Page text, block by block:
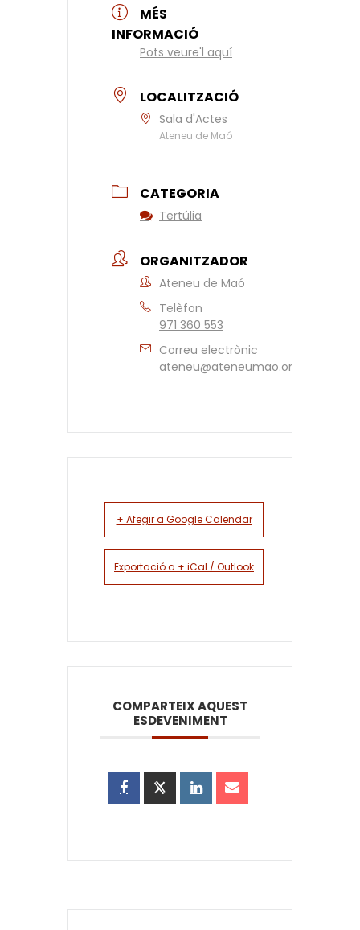
MÉS
INFORMACIÓ
Pots veure'l aquí
LOCALITZACIÓ
Sala d'Actes
Ateneu de Maó
CATEGORIA
Tertúlia
ORGANITZADOR
Ateneu de Maó
Telèfon
971 360 553
Correu electrònic
ateneu@ateneumao.org
+ Afegir a Google Calendar
Exportació a + iCal / Outlook
COMPARTEIX AQUEST
ESDEVENIMENT